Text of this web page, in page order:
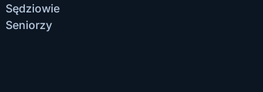
Sędziowie
Seniorzy